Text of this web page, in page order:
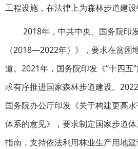
工程设施，在法律上为森林步道建设
2018年，中共中央、国务院印
（2018—2022年）》，要求在贫困
道。2021年，国务院印发《“十四五
求有序推进国家森林步道建设。
国务院办公厅印发《关于构建更高
体系的意见》，要求制定国家步道
指南，支持依法利用林业生产用地建